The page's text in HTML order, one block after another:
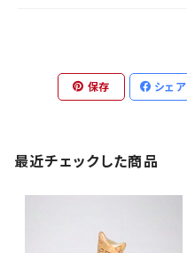
保存 シェア
最近チェックした商品